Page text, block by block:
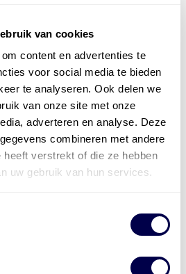
van cookies
content en advertenties te
voor social media te bieden
te analyseren. Ook delen we
van onze site met onze
adverteren en analyse. Deze
combineren met andere
heeft verstrekt of die ze hebben
uw gebruik van hun services.
Mobil Smeermiddelen
nodig
,Roba ,de Groot